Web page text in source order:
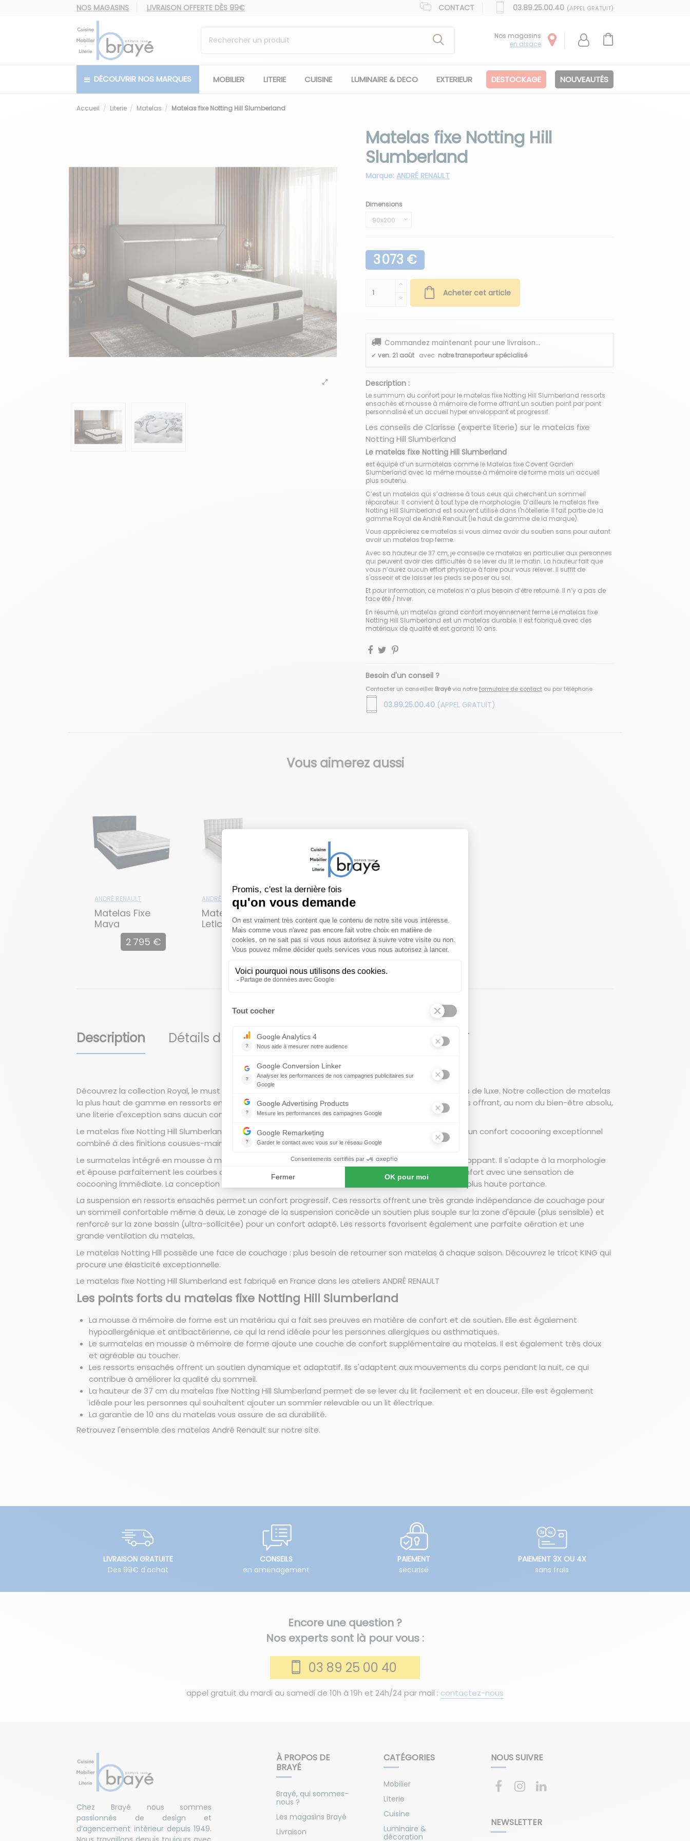
NOS MAGASINS LIVRAISON OFFERTE DÈS 99€ CONTACT 03.89.25.00.40 (APPEL GRATUIT)
Nos magasins
en alsace
DÉCOUVRIR NOS MARQUES MOBILIER LITERIE CUISINE LUMINAIRE & DECO EXTERIEUR DESTOCKAGE NOUVEAUTÉS
Accueil Literie Matelas Matelas fixe Notting Hill Slumberland
Matelas fixe Notting Hill
Slumberland
Marque: ANDRÉ RENAULT
Dimensions
3 073 €
Acheter cet article
Commandez maintenant pour une livraison...
✔ ven. 21 août avec notre transporteur spécialisé
Description :
Le summum du confort pour le matelas fixe Notting Hill Slumberland ressorts
ensachés et mousse à mémoire de forme offrant un soutien point par point
personnalisé et un accueil hyper enveloppant et progressif.
Les conseils de Clarisse (experte literie) sur le matelas fixe
Notting Hill Slumberland
Le matelas fixe Notting Hill Slumberland
est équipé d’un surmatelas comme le Matelas fixe Covent Garden
Slumberland avec la même mousse à mémoire de forme mais un accueil
plus soutenu.
C’est un matelas qui s’adresse à tous ceux qui cherchent un sommeil
réparateur. Il convient à tout type de morphologie. D’ailleurs le matelas fixe
Notting Hill Slumberland est souvent utilisé dans l'hôtellerie. Il fait partie de la
gamme Royal de André Renault (le haut de gamme de la marque).
Vous apprécierez ce matelas si vous aimez avoir du soutien sans pour autant
avoir un matelas trop ferme.
Avec sa hauteur de 37 cm, je conseille ce matelas en particulier aux personnes
qui peuvent avoir des difficultés à se lever du lit le matin. La hauteur fait que
vous n’aurez aucun effort physique à faire pour vous relever. Il suffit de
s'asseoir et de laisser les pieds se poser au sol.
Et pour information, ce matelas n’a plus besoin d’être retourné. Il n’y a pas de
face été / hiver.
En résumé, un matelas grand confort moyennement ferme Le matelas fixe
Notting Hill Slumberland est un matelas durable. Il est fabriqué avec des
matériaux de qualité et est garanti 10 ans.
Besoin d'un conseil ?
Contacter un conseiller Brayévia notreformulaire de contact ou par téléphone
03.89.25.00.40 (APPEL GRATUIT)
Vous aimerez aussi
ANDRÉ RENAULT
Matelas Fixe
Maya
2 795 €
ANDRÉ RENAULT
Matelas Fixe
Leticia
2 198 €
Matelas fixe Notting Hill Slumberland
Description Détails du produit À propos de ANDRÉ RENAULT
Découvrez la collection Royal, le must du prestige et de l'excellence pour exaucer vos plus beaux rêves de luxe. Notre collection de matelas
la plus haut de gamme en ressorts ensachés. Dédiée à tous ceux qui savent ce qu'est le vrai luxe, vous offrant, au nom du bien-être absolu,
une literie d'exception sans aucun compromis.
Le matelas fixe Notting Hill Slumberland est un des plus haut de gamme de la collection Royal, offrant un confort cocooning exceptionnel
combiné à des finitions cousues-main.
Le surmatelas intégré en mousse à mémoire de forme procure un confort d'accueil moelleux et enveloppant. Il s'adapte à la morphologie
et épouse parfaitement les courbes du corps. La couche en mousse haute densité offre un grand confort avec une sensation de
cocooning immédiate. La conception en multicouches de la matière combine le meilleur accueil et la plus haute portance.
La suspension en ressorts ensachés permet un confort progressif. Ces ressorts offrent une très grande indépendance de couchage pour
un sommeil confortable même à deux. Le zonage de la suspension concède un soutien plus souple sur la zone d'épaule (plus sensible) et
renforcé sur la zone bassin (ultra-sollicitée) pour un confort adapté. Les ressorts favorisent également une parfaite aération et une
grande ventilation du matelas.
Le matelas Notting Hill possède une face de couchage : plus besoin de retourner son matelas à chaque saison. Découvrez le tricot KING qui
procure une élasticité exceptionnelle.
Le matelas fixe Notting Hill Slumberland est fabriqué en France dans les ateliersANDRÉ RENAULT
Les points forts du matelas fixe Notting Hill Slumberland
La mousse à mémoire de forme est un matériau qui a fait ses preuves en matière de confort et de soutien. Elle est également
hypoallergénique et antibactérienne, ce qui la rend idéale pour les personnes allergiques ou asthmatiques.
Le surmatelas en mousse à mémoire de forme ajoute une couche de confort supplémentaire au matelas. Il est également très doux
et agréable au toucher.
Les ressorts ensachés offrent un soutien dynamique et adaptatif. Ils s'adaptent aux mouvements du corps pendant la nuit, ce qui
contribue à améliorer la qualité du sommeil.
La hauteur de 37 cm du matelas fixe Notting Hill Slumberland permet de se lever du lit facilement et en douceur. Elle est également
idéale pour les personnes qui souhaitent ajouter un sommier relevable ou un lit électrique.
La garantie de 10 ans du matelas vous assure de sa durabilité.
Retrouvez l'ensemble desmatelas André Renault sur notre site.
Encore une question ?
Nos experts sont là pour vous :
03 89 25 00 40
appel gratuit du mardi au samedi de 10h à 19h et 24h/24 par mail : contactez-nous
LIVRAISON GRATUITE
Dès 99€ d'achat
CONSEILS
en aménagement
PAIEMENT
sécurisé
PAIEMENT 3X OU 4X
sans frais
À PROPOS DE
BRAYÉ
Brayé, qui sommes-
nous ?
Les magasins Brayé
Livraison
CATÉGORIES
Mobilier
Literie
Cuisine
Luminaire &
décoration
Chez Brayé nous sommes
passionnés de design et
d’agencement intérieur depuis 1949.
NOUS SUIVRE
NEWSLETTER